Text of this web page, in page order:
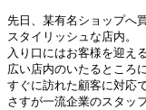
先日、某有名ショップへ
スタイリッシュな店内。
入り口にはお客様を迎え
広い店内のいたるところ
すぐに訪れた顧客に対応
さすが一流企業のスタッ